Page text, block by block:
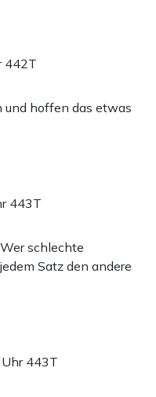
442T
und hoffen das etwas
443T
schlechte
Satz den andere
443T